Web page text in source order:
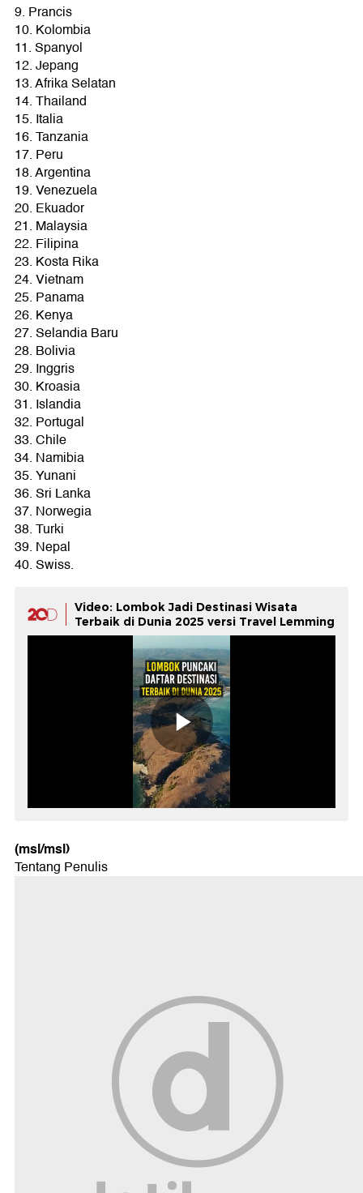
9. Prancis
10. Kolombia
11. Spanyol
12. Jepang
13. Afrika Selatan
14. Thailand
15. Italia
16. Tanzania
17. Peru
18. Argentina
19. Venezuela
20. Ekuador
21. Malaysia
22. Filipina
23. Kosta Rika
24. Vietnam
25. Panama
26. Kenya
27. Selandia Baru
28. Bolivia
29. Inggris
30. Kroasia
31. Islandia
32. Portugal
33. Chile
34. Namibia
35. Yunani
36. Sri Lanka
37. Norwegia
38. Turki
39. Nepal
40. Swiss.
Video: Lombok Jadi Destinasi Wisata
Terbaik di Dunia 2025 versi Travel Lemming
(msl/msl)